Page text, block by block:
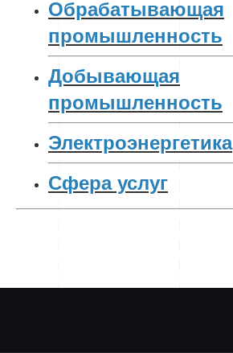
Обрабатывающая
промышленность
Добывающая
промышленность
Электроэнергетика
Сфера услуг